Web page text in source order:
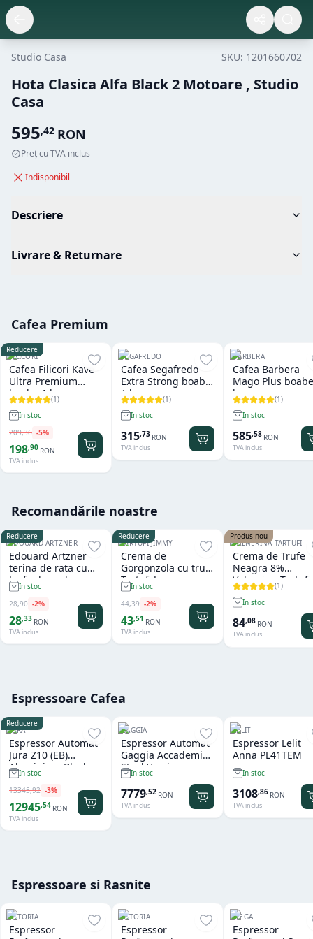
Studio Casa SKU: 1201660702
Hota Clasica Alfa Black 2 Motoare , Studio
Casa
595,42 RON
Preț cu TVA inclus
Indisponibil
Descriere
Livrare & Returnare
Cafea Premium
Reducere
FILICORI
Cafea Filicori Kave
Ultra Premium
boabe 1 kg
(1)
In stoc
209,36 -5%
198,90 RON
TVA inclus
SEGAFREDO
Cafea Segafredo
Extra Strong boabe
1 kg
(1)
In stoc
315,73 RON
TVA inclus
BARBERA
Cafea Barbera
Mago Plus
kg
(1)
In stoc
585,58 RON
TVA inclus
Recomandările noastre
Reducere
EDOUARD ARTZNER
Edouard Artzner
terina de rata cu
trufe de padure
100g
In stoc
28,90 -2%
28,33 RON
TVA inclus
Reducere
TARTUFI JIMMY
Crema de
Gorgonzola cu trufe
Tartufi Jimmy
In stoc
44,39 -2%
43,51 RON
TVA inclus
Produs nou
VALNERINA TARTUFI
Crema de Trufe
Neagra 8%
Valnerina Tartufi
500 gr
(1)
In stoc
84,08 RON
TVA inclus
Espressoare Cafea
Reducere
JURA
Espressor Automat
Jura Z10 (EB)
Aluminium Black
In stoc
13345,92 -3%
12945,54 RON
TVA inclus
GAGGIA
Espressor Automat
Gaggia Accademia
Steel Version
In stoc
7779,52 RON
TVA inclus
LELIT
Espressor Lelit
Anna PL41TEM
In stoc
3108,86 RON
TVA inclus
Espressoare si Rasnite
ASTORIA
Espressor
ASTORIA
Espressor
WEGA
Espressor